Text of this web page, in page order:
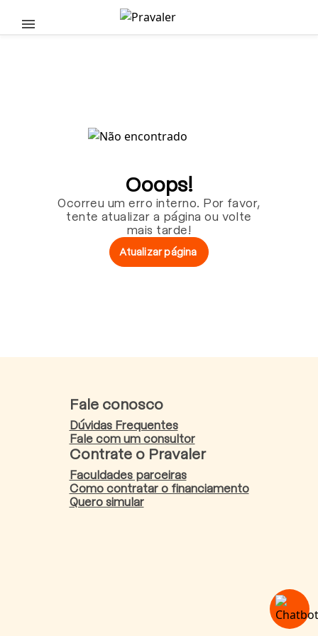
Pular para o conteúdo principal
Ooops!
Ocorreu um erro interno. Por favor,
tente atualizar a página ou volte
mais tarde!
Atualizar página
Fale conosco
Dúvidas Frequentes
Fale com um consultor
Contrate o Pravaler
Faculdades parceiras
Como contratar o financiamento
Quero simular